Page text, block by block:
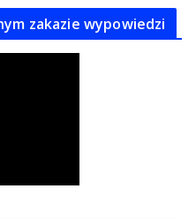
zakazie wypowiedzi